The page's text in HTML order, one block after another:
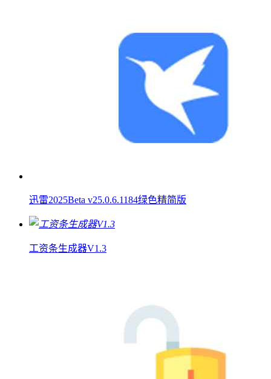
迅雷2025Beta v25.0.6.1184绿色精简版
工资条生成器V1.3